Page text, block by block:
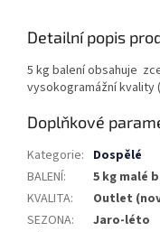
Detailní popis
5 kg balení obsahuje
vysokogramážní kvality
Doplňkové
Kategorie: Dospělé
BALENÍ:
5 kg malé
KVALITA:
Outlet
SEZONA:
Jaro-léto